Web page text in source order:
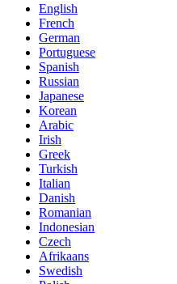
English
French
German
Portuguese
Spanish
Russian
Japanese
Korean
Arabic
Irish
Greek
Turkish
Italian
Danish
Romanian
Indonesian
Czech
Afrikaans
Swedish